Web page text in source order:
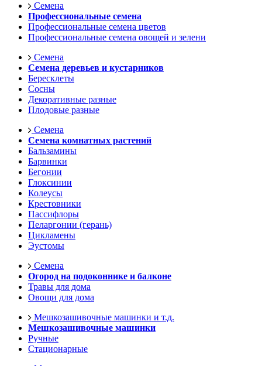
Семена
Профессиональные семена
Профессиональные семена цветов
Профессиональные семена овощей и зелени
Семена
Семена деревьев и кустарников
Бересклеты
Сосны
Декоративные разные
Плодовые разные
Семена
Семена комнатных растений
Бальзамины
Барвинки
Бегонии
Глоксинии
Колеусы
Крестовники
Пассифлоры
Пеларгонии (герань)
Цикламены
Эустомы
Семена
Огород на подоконнике и балконе
Травы для дома
Овощи для дома
Мешкозашивочные машинки и т.д.
Мешкозашивочные машинки
Ручные
Стационарные